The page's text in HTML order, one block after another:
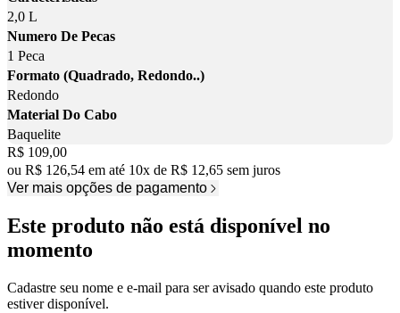
2,0 L
Numero De Pecas
1 Peca
Formato (Quadrado, Redondo..)
Redondo
Material Do Cabo
Baquelite
Price:
R$ 109,00
ou R$ 126,54 em até 10x de R$ 12,65 sem juros
Ver mais opções de pagamento
Este produto não está disponível no
momento
Cadastre seu nome e e-mail para ser avisado quando este produto
estiver disponível.